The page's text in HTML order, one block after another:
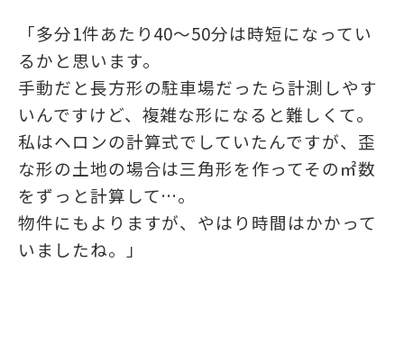
「多分1件あたり40～50分は時短になってい
るかと思います。
手動だと長方形の駐車場だったら計測しやす
いんですけど、複雑な形になると難しくて。
私はヘロンの計算式でしていたんですが、歪
な形の土地の場合は三角形を作ってその㎡数
をずっと計算して…。
物件にもよりますが、やはり時間はかかって
いましたね。」